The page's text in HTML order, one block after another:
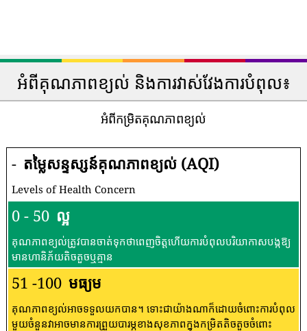
អំពីគុណភាពខ្យល់ និងការវាស់វែងការបំពុល៖
អំពីកម្រិតគុណភាពខ្យល់
- តម្លៃសន្ទស្សន៍គុណភាពខ្យល់ (AQI)
Levels of Health Concern
0 - 50 ល្អ
គុណភាពខ្យល់ត្រូវបានចាត់ទុកថាពេញចិត្តហើយការបំពុលបរិយាកាសបង្កឱ្យ
មានហានិភ័យតិចតួចឬគ្មាន
51 -100 មធ្យម
គុណភាពខ្យល់អាចទទួលយកបាន។ ទោះជាយ៉ាងណាក៏ដោយចំពោះការបំពុល
មួយចំនួនវាអាចមានការព្រួយបារម្ភខាងសុខភាពក្នុងកម្រិតតិចតួចចំពោះ